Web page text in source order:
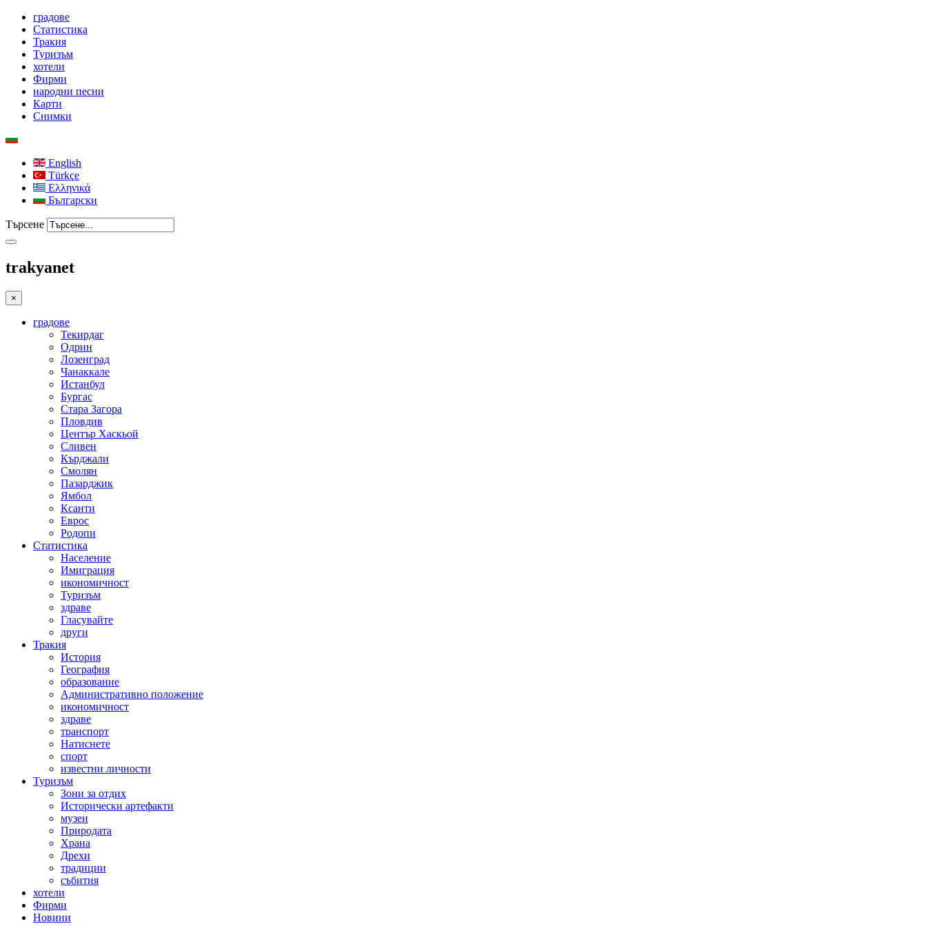
градове
Статистика
Тракия
Туризъм
хотели
Фирми
народни песни
Карти
Снимки
English
Türkçe
Ελληνικά
Български
Търсене
trakyanet
×
градове
Текирдаг
Одрин
Лозенград
Чанаккале
Истанбул
Бургас
Стара Загора
Пловдив
Център Хаскьой
Сливен
Кърджали
Смолян
Пазарджик
Ямбол
Ксанти
Еврос
Родопи
Статистика
Население
Имиграция
икономичност
Туризъм
здраве
Гласувайте
други
Тракия
История
География
образование
Административно положение
икономичност
здраве
транспорт
Натиснете
спорт
известни личности
Туризъм
Зони за отдих
Исторически артефакти
музеи
Природата
Храна
Дрехи
традиции
събития
хотели
Фирми
Новини